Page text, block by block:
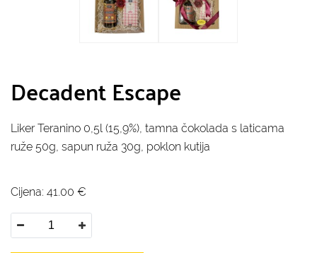
Decadent Escape
Liker Teranino 0,5l (15,9%), tamna čokolada s laticama
ruže 50g, sapun ruža 30g, poklon kutija
Cijena: 41.00 €